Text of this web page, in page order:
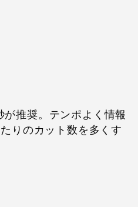
推奨。テンポよく情報
りのカット数を多くす